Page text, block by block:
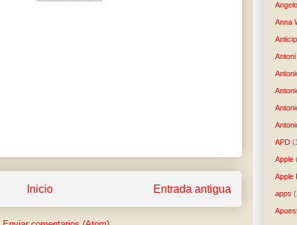
Entrada antigua
Inicio
Anna
APD
Apple
Apple
apps